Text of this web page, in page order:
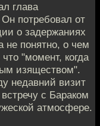
глава
потребовал от
о задержаниях
не понятно, о чем
"момент, когда
изяществом".
недавний визит
с Бараком
атмосфере.